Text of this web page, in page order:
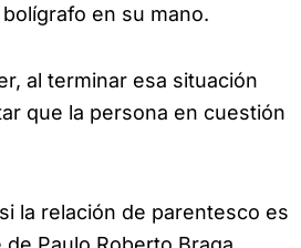
en su mano.
al terminar esa situación
que la persona en cuestión
la relación de parentesco es